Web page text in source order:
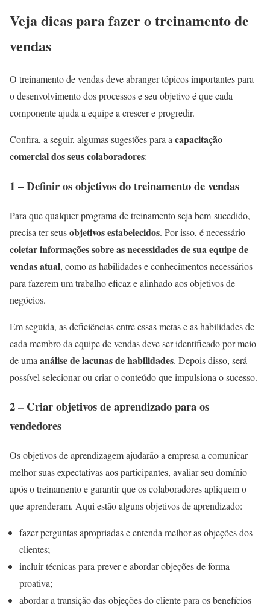
Veja dicas para fazer o treinamento de
vendas
O treinamento de vendas deve abranger tópicos importantes para
o desenvolvimento dos processos e seu objetivo é que cada
componente ajuda a equipe a crescer e progredir.
Confira, a seguir, algumas sugestões para a capacitação
comercial dos seus colaboradores:
1 – Definir os objetivos do treinamento de vendas
Para que qualquer programa de treinamento seja bem-sucedido,
precisa ter seusobjetivos estabelecidos. Por isso, é necessário
coletar informações sobre as necessidades de sua equipe de
vendas atual, como as habilidades e conhecimentos necessários
para fazerem um trabalho eficaz e alinhado aos objetivos de
negócios.
Em seguida, as deficiências entre essas metas e as habilidades de
cada membro da equipe de vendas deve ser identificado por meio
de uma análise de lacunas de habilidades. Depois disso, será
possível selecionar ou criar o conteúdo que impulsiona o sucesso.
2 – Criar objetivos de aprendizado para os
vendedores
Os objetivos de aprendizagem ajudarão a empresa a comunicar
melhor suas expectativas aos participantes, avaliar seu domínio
após o treinamento e garantir que os colaboradores apliquem o
que aprenderam. Aqui estão alguns objetivos de aprendizado:
fazer perguntas apropriadas e entenda melhor as objeções dos
clientes;
incluir técnicas para prever e abordar objeções de forma
proativa;
abordar a transição das objeções do cliente para os benefícios